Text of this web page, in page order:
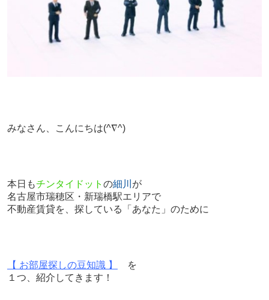
みなさん、こんにちは(^∇^)
本日もチンタイドット の細川 が
名古屋市瑞穂区・新瑞橋駅エリアで
不動産賃貸を、探している「あなた」のために
【 お部屋探しの豆知識 】
を
１つ、紹介してきます！